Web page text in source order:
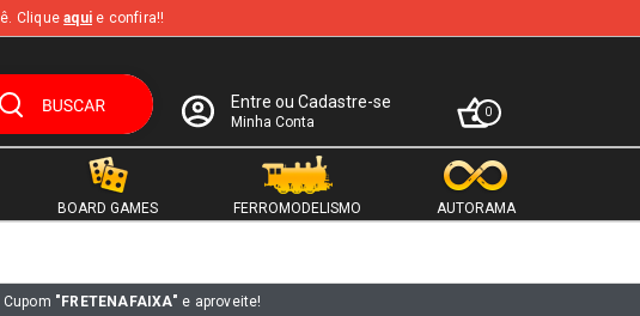
Cliqueaqui e confira!!
Entre ou Cadastre-se
Minha Conta
0
BOARD GAMES FERROMODELISMO AUTORAMA
"FRETENAFAIXA" e aproveite!